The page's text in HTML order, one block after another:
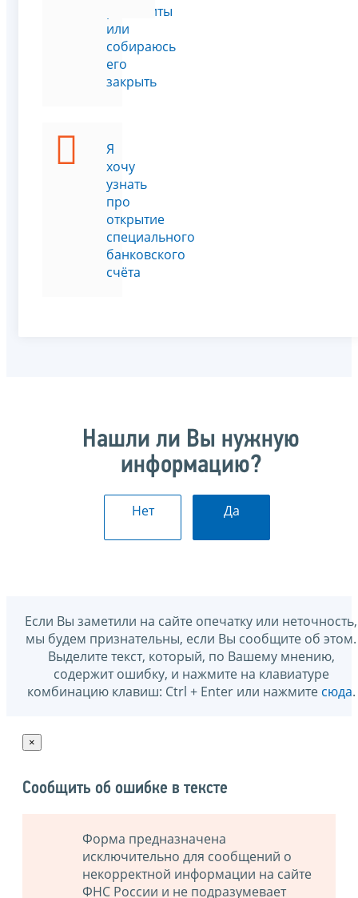
реквизиты
или
собираюсь
его
закрыть
Я
хочу
узнать
про
открытие
специального
банковского
счёта
Нашли ли Вы нужную
информацию?
Нет Да
Если Вы заметили на сайте опечатку или неточность,
мы будем признательны, если Вы сообщите об этом.
Выделите текст, который, по Вашему мнению,
содержит ошибку, и нажмите на клавиатуре
комбинацию клавиш: Ctrl + Enter или нажмите сюда.
×
Сообщить об ошибке в тексте
Форма предназначена
исключительно для сообщений о
некорректной информации на сайте
ФНС России и не подразумевает